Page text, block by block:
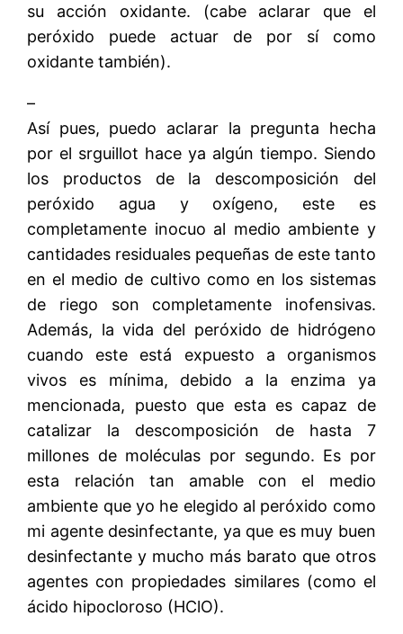
su acción oxidante. (cabe aclarar que el
peróxido puede actuar de por sí como
oxidante también).
–
Así pues, puedo aclarar la pregunta hecha
por el srguillot hace ya algún tiempo. Siendo
los productos de la descomposición del
peróxido agua y oxígeno, este es
completamente inocuo al medio ambiente y
cantidades residuales pequeñas de este tanto
en el medio de cultivo como en los sistemas
de riego son completamente inofensivas.
Además, la vida del peróxido de hidrógeno
cuando este está expuesto a organismos
vivos es mínima, debido a la enzima ya
mencionada, puesto que esta es capaz de
catalizar la descomposición de hasta 7
millones de moléculas por segundo. Es por
esta relación tan amable con el medio
ambiente que yo he elegido al peróxido como
mi agente desinfectante, ya que es muy buen
desinfectante y mucho más barato que otros
agentes con propiedades similares (como el
ácido hipocloroso (HClO).